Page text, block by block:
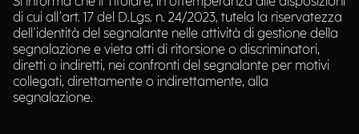
di cui all’art. 17 del D.Lgs. n. 24/2023, tutela la riservatezza
dell'identità del segnalante nelle attività di gestione della
segnalazione e vieta atti di ritorsione o discriminatori,
diretti o indiretti, nei confronti del segnalante per motivi
collegati, direttamente o indirettamente, alla
segnalazione.